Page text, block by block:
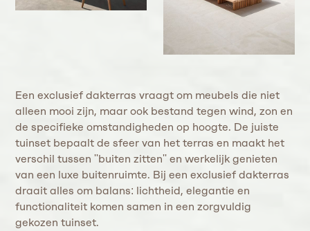
Een exclusief dakterras vraagt om meubels die niet
alleen mooi zijn, maar ook bestand tegen wind, zon en
de specifieke omstandigheden op hoogte. De juiste
tuinset bepaalt de sfeer van het terras en maakt het
verschil tussen ''buiten zitten'' en werkelijk genieten
van een luxe buitenruimte. Bij een exclusief dakterras
draait alles om balans: lichtheid, elegantie en
functionaliteit komen samen in een zorgvuldig
gekozen tuinset.